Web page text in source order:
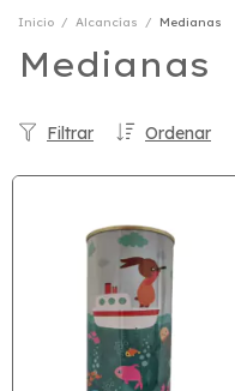
Inicio / Alcancías / Medianas
Medianas
Ordenar
Filtrar